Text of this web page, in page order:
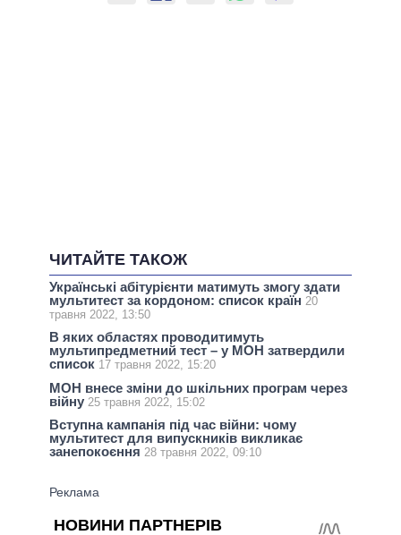
ЧИТАЙТЕ ТАКОЖ
Українські абітурієнти матимуть змогу здати
мультитест за кордоном: список країн 20
травня 2022, 13:50
В яких областях проводитимуть
мультипредметний тест – у МОН затвердили
список 17 травня 2022, 15:20
МОН внесе зміни до шкільних програм через
війну 25 травня 2022, 15:02
Вступна кампанія під час війни: чому
мультитест для випускників викликає
занепокоєння 28 травня 2022, 09:10